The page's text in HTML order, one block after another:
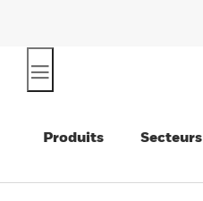
Produits Secteurs